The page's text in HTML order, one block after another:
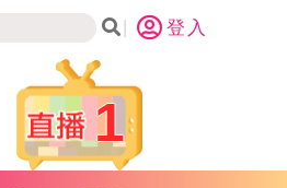
登入
1